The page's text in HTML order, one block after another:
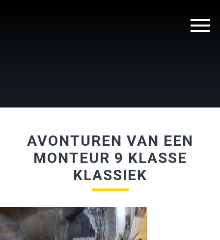
AVONTUREN VAN EEN
MONTEUR 9 KLASSE
KLASSIEK